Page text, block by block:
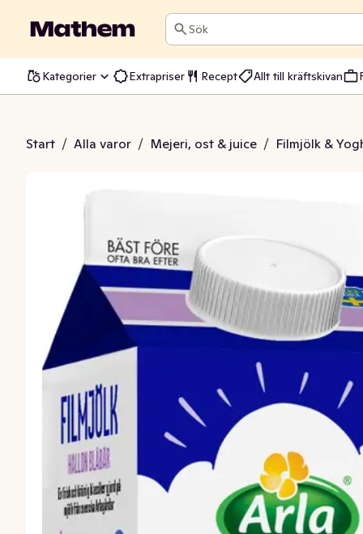
Sök
Kategorier Extrapriser Recept Allt till kräftskivan
Start / Alla varor / Mejeri, ost & juice / Filmjölk &
& Hallon 2,7%